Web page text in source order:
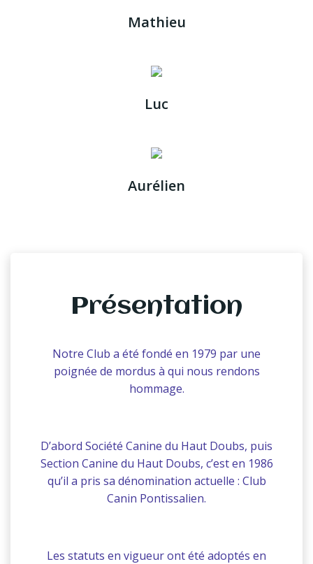
Mathieu
Luc
Aurélien
Présentation
Notre Club a été fondé en 1979 par une
poignée de mordus à qui nous rendons
hommage.
D’abord Société Canine du Haut Doubs, puis
Section Canine du Haut Doubs, c’est en 1986
qu’il a pris sa dénomination actuelle : Club
Canin Pontissalien.
Les statuts en vigueur ont été adoptés en